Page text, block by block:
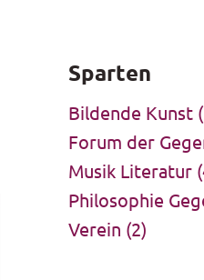
Sparten
Bildende Kunst
Forum der
Musik Literatur
Philosophie
Verein (2)